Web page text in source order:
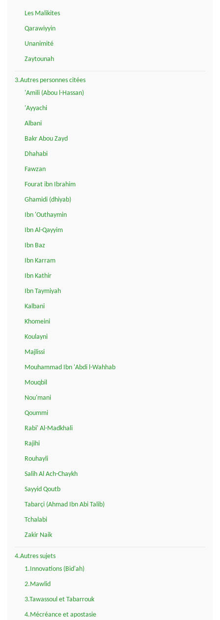
Les Malikites
Qarawiyyin
Unanimité
Zaytounah
3.Autres personnes citées
'Amili (Abou l-Hassan)
'Ayyachi
Albani
Bakr Abou Zayd
Dhahabi
Fawzan
Fourat ibn Ibrahim
Ghamidi (dhiyab)
Ibn 'Outhaymin
Ibn Al-Qayyim
Ibn Baz
Ibn Karram
Ibn Kathir
Ibn Taymiyah
Kalbani
Khomeini
Koulayni
Majlissi
Mouhammad Ibn 'Abdi l-Wahhab
Mouqbil
Nou'mani
Qoummi
Rabi' Al-Madkhali
Rajihi
Rouhayli
Salih Al Ach-Chaykh
Sayyid Qoutb
Tabarçi (Ahmad Ibn Abi Talib)
Tchalabi
Zakir Naik
4.Autres sujets
1.Innovations (Bid'ah)
2.Mawlid
3.Tawassoul et Tabarrouk
4.Mécréance et apostasie